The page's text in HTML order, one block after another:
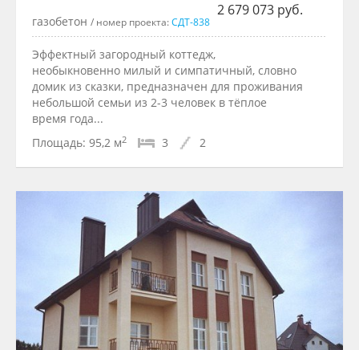
2 679 073 руб.
газобетон / номер проекта:СДТ-838
Эффектный загородный коттедж,
необыкновенно милый и симпатичный, словно
домик из сказки, предназначен для проживания
небольшой семьи из 2-3 человек в тёплое
время года...
Площадь: 95,2 м2 3 2